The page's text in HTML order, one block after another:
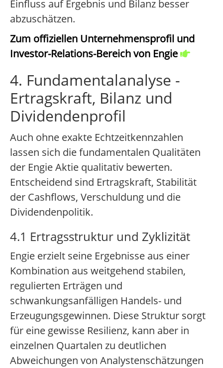
Einfluss auf Ergebnis und Bilanz besser
abzuschätzen.
Zum offiziellen Unternehmensprofil und
Investor-Relations-Bereich von Engie
4. Fundamentalanalyse -
Ertragskraft, Bilanz und
Dividendenprofil
Auch ohne exakte Echtzeitkennzahlen
lassen sich die fundamentalen Qualitäten
der Engie Aktie qualitativ bewerten.
Entscheidend sind Ertragskraft, Stabilität
der Cashflows, Verschuldung und die
Dividendenpolitik.
4.1 Ertragsstruktur und Zyklizität
Engie erzielt seine Ergebnisse aus einer
Kombination aus weitgehend stabilen,
regulierten Erträgen und
schwankungsanfälligen Handels- und
Erzeugungsgewinnen. Diese Struktur sorgt
für eine gewisse Resilienz, kann aber in
einzelnen Quartalen zu deutlichen
Abweichungen von Analystenschätzungen